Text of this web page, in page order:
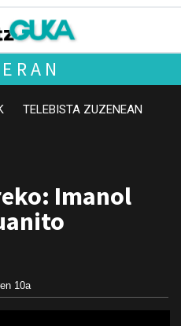
TELEBISTA ZUZENEAN
Imanol
10a